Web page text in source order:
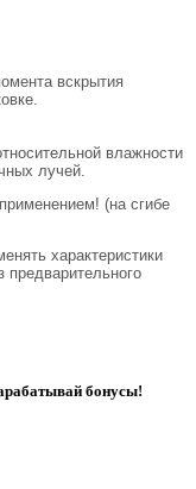
вскрытия
влажности
лучей.
(на сгибе
характеристики
предварительного
бонусы!